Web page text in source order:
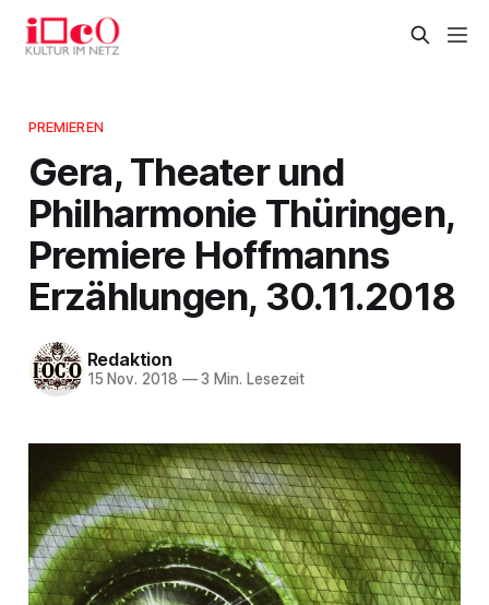
PREMIEREN
Gera, Theater und
Philharmonie Thüringen,
Premiere Hoffmanns
Erzählungen, 30.11.2018
Redaktion
15 Nov. 2018 —3 Min. Lesezeit